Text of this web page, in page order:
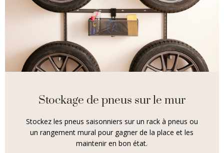
Stockage de pneus sur le mur
Stockez les pneus saisonniers sur un rack à pneus ou
un rangement mural pour gagner de la place et les
maintenir en bon état.